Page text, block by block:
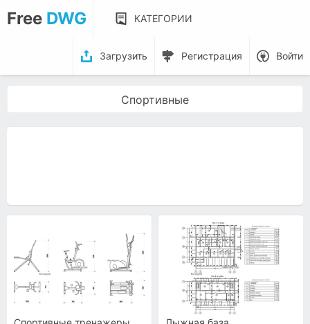
Free DWG КАТЕГОРИИ
Загрузить Регистрация Войти
Спортивные